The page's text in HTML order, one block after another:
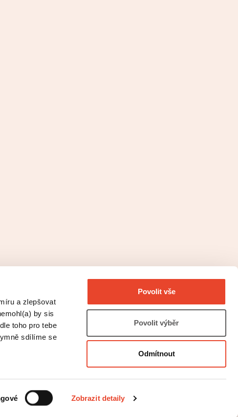
a zlepšovat
by sis
toho pro tebe
sdílíme se
Zobrazit detaily
Povolit vše
Povolit výběr
Odmítnout
©2026 | Pointa